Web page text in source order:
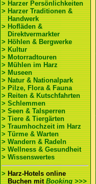
> Harzer Persönlichkeiten
> Harzer Traditionen &
Handwerk
> Hofläden &
Direktvermarkter
> Höhlen & Bergwerke
> Kultur
> Motorradtouren
> Mühlen im Harz
> Museen
> Natur & Nationalpark
> Pilze, Flora & Fauna
> Reiten & Kutschfahrten
> Schlemmen
> Seen & Talsperren
> Tiere & Tiergärten
> Traumhochzeit im Harz
> Türme & Warten
> Wandern & Radeln
> Wellness & Gesundheit
> Wissenswertes
>Harz-Hotels online
Buchen mit Booking >>>